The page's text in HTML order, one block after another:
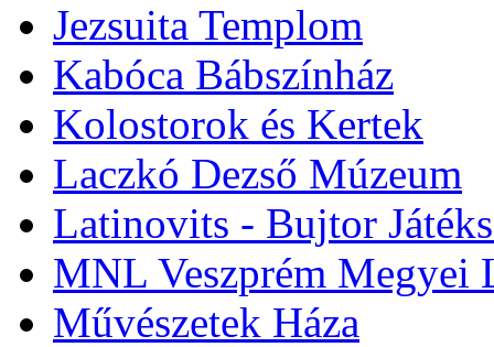
Jezsuita Templom
Kabóca Bábszínház
Kolostorok és Kertek
Laczkó Dezső Múzeum
Latinovits - Bujtor
MNL Veszprém Megyei
Művészetek Háza